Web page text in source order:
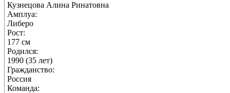
Кузнецова Алина Ринатовна
Амплуа:
Либеро
Рост:
177 см
Родился:
1990 (35 лет)
Гражданство:
Россия
Команда: